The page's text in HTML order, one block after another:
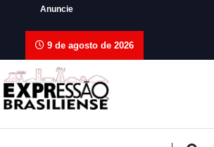
Anuncie
9 de agosto de 2026